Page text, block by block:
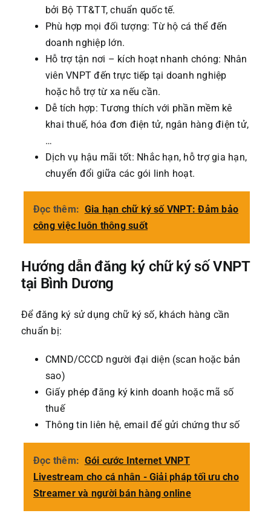
bởi Bộ TT&TT, chuẩn quốc tế.
Phù hợp mọi đối tượng: Từ hộ cá thể đến
doanh nghiệp lớn.
Hỗ trợ tận nơi – kích hoạt nhanh chóng: Nhân
viên VNPT đến trực tiếp tại doanh nghiệp
hoặc hỗ trợ từ xa nếu cần.
Dễ tích hợp: Tương thích với phần mềm kê
khai thuế, hóa đơn điện tử, ngân hàng điện tử,
…
Dịch vụ hậu mãi tốt: Nhắc hạn, hỗ trợ gia hạn,
chuyển đổi giữa các gói linh hoạt.
Đọc thêm: Gia hạn chữ ký số VNPT: Đảm bảo
công việc luôn thông suốt
Hướng dẫn đăng ký chữ ký số VNPT
tại Bình Dương
Để đăng ký sử dụng chữ ký số, khách hàng cần
chuẩn bị:
CMND/CCCD người đại diện (scan hoặc bản
sao)
Giấy phép đăng ký kinh doanh hoặc mã số
thuế
Thông tin liên hệ, email để gửi chứng thư số
Đọc thêm: Gói cước Internet VNPT
Livestream cho cá nhân - Giải pháp tối ưu cho
Streamer và người bán hàng online